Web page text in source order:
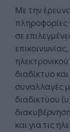
Με την
πληροφορίες
σε
διαδίκτυο
συναλλαγές
διαδικτύου
και για τις